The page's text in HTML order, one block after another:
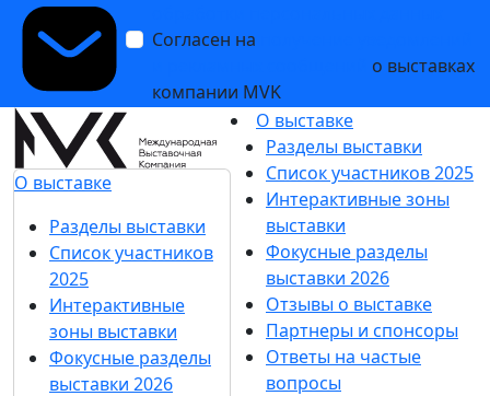
Согласен на
о выставках
компании MVK
О выставке
Разделы выставки
Список участников
2025
Интерактивные
зоны выставки
Фокусные разделы
выставки 2026
О выставке
Разделы выставки
Список участников 2025
Интерактивные зоны
выставки
Фокусные разделы
выставки 2026
Отзывы о выставке
Партнеры и спонсоры
Ответы на частые
вопросы